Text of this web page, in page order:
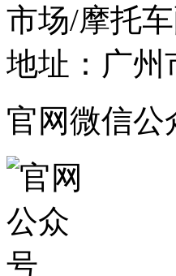
市场/摩托
地址：广州
官网微信公